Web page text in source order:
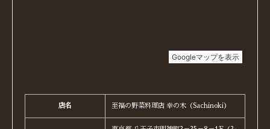
店名 至福の野菜料理店 幸の木（Sachinoki）